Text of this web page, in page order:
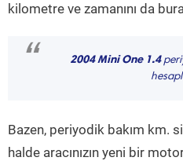
kilometre ve zamanını da
“ 2004 Mini One 1.4
Bazen, periyodik bakım km.
halde aracınızın yeni bir